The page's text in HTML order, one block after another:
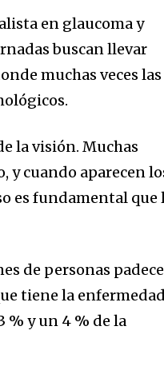
en glaucoma y
buscan llevar
muchas veces las
la visión. Muchas
y cuando aparecen
es fundamental que
de personas
tiene la
% y un 4 % de la